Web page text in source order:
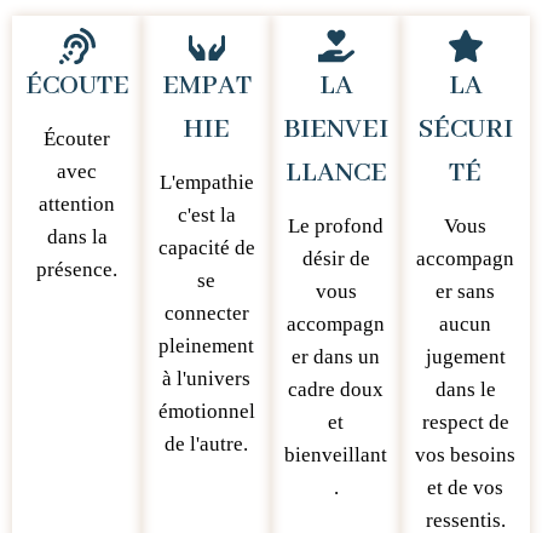
ÉCOUTE
Écouter
avec
attention
dans la
présence.
EMPAT
HIE
L'empathie
c'est la
capacité de
se
connecter
pleinement
à l'univers
émotionnel
de l'autre.
LA
BIENVEI
LLANCE
Le profond
désir de
vous
accompagn
er dans un
cadre doux
et
bienveillant
.
LA
SÉCURI
TÉ
Vous
accompagn
er sans
aucun
jugement
dans le
respect de
vos besoins
et de vos
ressentis.